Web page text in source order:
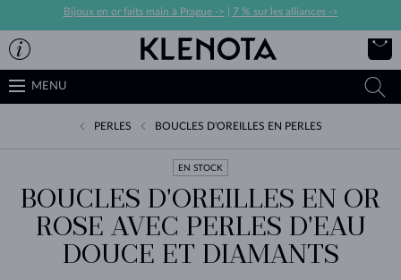
Bijoux en or faits main à Prague -> 7 % sur les alliances ->
MENU
PERLES BOUCLES D'OREILLES EN PERLES
EN STOCK
BOUCLES D'OREILLES EN OR
ROSE AVEC PERLES D'EAU
DOUCE ET DIAMANTS